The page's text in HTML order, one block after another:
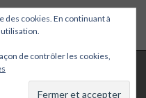
Nanteuil Auriac de Bourzac,
camping
des cookies. En continuant à
de contrôler les cookies,